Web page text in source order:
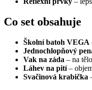
Co set obsahuje
Školní batoh VEGA
Jednochlopňový
Vak na záda – na
Láhev na pití–
Svačinová krabička